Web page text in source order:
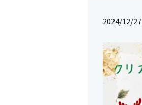
2024/12/27